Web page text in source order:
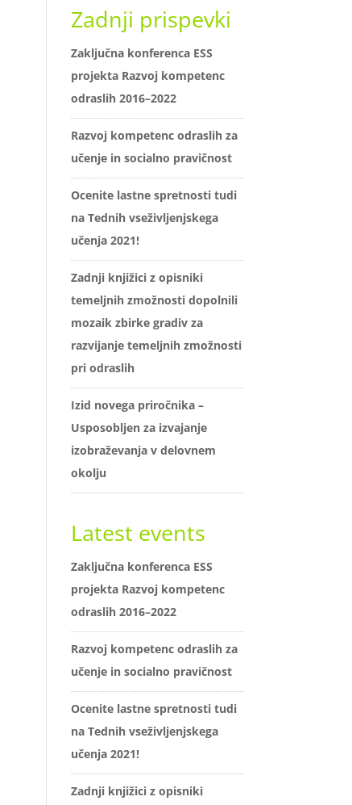
Zadnji prispevki
Zaključna konferenca ESS
projekta Razvoj kompetenc
odraslih 2016–2022
Razvoj kompetenc odraslih za
učenje in socialno pravičnost
Ocenite lastne spretnosti tudi
na Tednih vseživljenjskega
učenja 2021!
Zadnji knjižici z opisniki
temeljnih zmožnosti dopolnili
mozaik zbirke gradiv za
razvijanje temeljnih zmožnosti
pri odraslih
Izid novega priročnika –
Usposobljen za izvajanje
izobraževanja v delovnem
okolju
Latest events
Zaključna konferenca ESS
projekta Razvoj kompetenc
odraslih 2016–2022
Razvoj kompetenc odraslih za
učenje in socialno pravičnost
Ocenite lastne spretnosti tudi
na Tednih vseživljenjskega
učenja 2021!
Zadnji knjižici z opisniki